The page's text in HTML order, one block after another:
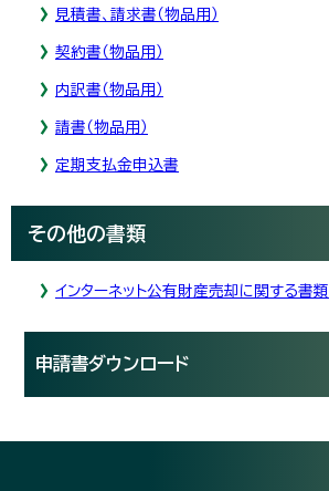
見積書、請求書（物品用）
契約書（物品用）
内訳書（物品用）
請書（物品用）
定期支払金申込書
その他の書類
インターネット公有財産売却に関する書類
申請書ダウンロード